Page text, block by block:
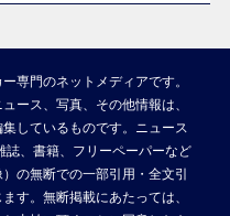
専門のネットメディアです。
ース、写真、その他情報は、
しているものです。ニュース
誌、書籍、フリーペーパーなど
の無断での一部引用・全文引
す。無断掲載にあたっては、